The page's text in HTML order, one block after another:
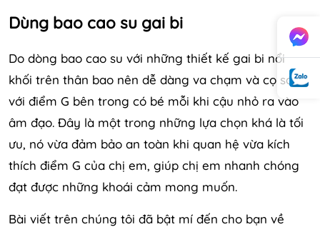
Dùng bao cao su gai bi
Do dòng bao cao su với những thiết kế gai bi nổi
khối trên thân bao nên dễ dàng va chạm và cọ sát
với điểm G bên trong có bé mỗi khi cậu nhỏ ra vào
âm đạo. Đây là một trong những lựa chọn khá là tối
ưu, nó vừa đảm bảo an toàn khi quan hệ vừa kích
thích điểm G của chị em, giúp chị em nhanh chóng
đạt được những khoái cảm mong muốn.
Bài viết trên chúng tôi đã bật mí đến cho bạn về